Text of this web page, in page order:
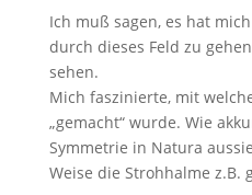
Ich muß sagen, es hat
durch dieses Feld zu
sehen.
Mich faszinierte, mit
„gemacht“ wurde. Wie
Symmetrie in Natura
Weise die Strohhalme z.B.